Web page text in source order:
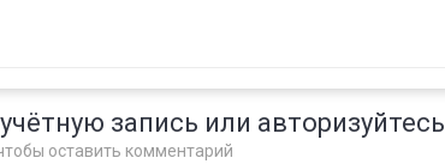
запись или авторизуйтесь
оставить комментарий